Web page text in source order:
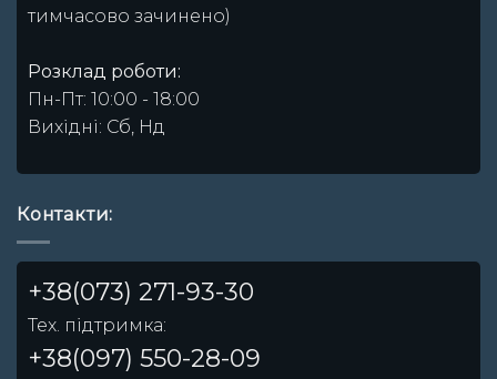
тимчасово зачинено)
Розклад роботи:
Пн-Пт: 10:00 - 18:00
Вихідні: Сб, Нд
Контакти:
+38(073) 271-93-30
Тех. підтримка:
+38(097) 550-28-09